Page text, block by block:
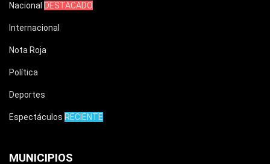
Nacional DESTACADO
Internacional
Nota Roja
Política
Deportes
Espectáculos RECIENTE
MUNICIPIOS